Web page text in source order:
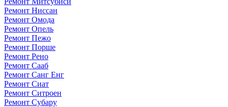
Ремонт Ниссан
Ремонт Омода
Ремонт Опель
Ремонт Пежо
Ремонт Порше
Ремонт Рено
Ремонт Сааб
Ремонт Санг Енг
Ремонт Сиат
Ремонт Ситроен
Ремонт Субару